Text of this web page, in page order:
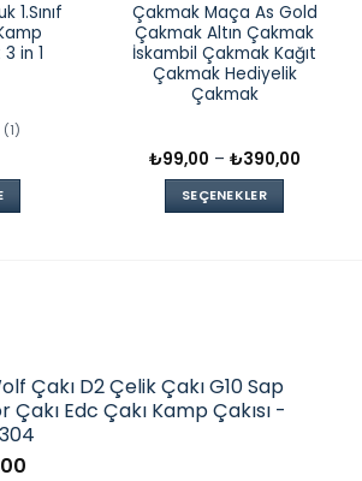
1.Sınıf
in 1
(1)
Çakmak Maça As Gold
Çakmak Altın Çakmak
İskambil Çakmak Kağıt
Çakmak Hediyelik
Çakmak
₺99,00 – ₺390,00Fiyat
SEÇENEKLER
Seçenekler
ürün
sayfasından
Çakı D2 Çelik Çakı G10 Sap
Çakı Edc Çakı Kamp Çakısı -